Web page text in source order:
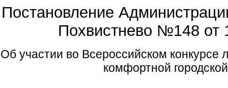
Постановление
Похвистнево №148 от
Об участии во Всероссийском конкурсе
комфортной